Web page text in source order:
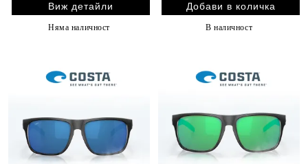
Виж детайли
Няма наличност В наличност